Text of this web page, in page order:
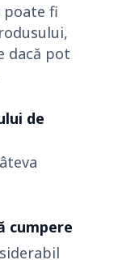
poate fi
dacă pot
de
cumpere